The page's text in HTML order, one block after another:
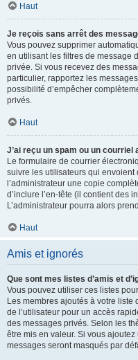
Haut
Je reçois sans arrêt des
Vous pouvez supprimer
en utilisant les filtres de message
privée. Si vous recevez des
particulier, rapportez les
possibilité d’empêcher
privés.
Haut
J’ai reçu un spam ou un courriel
Le formulaire de courrier
suivre les utilisateurs qui envoient
l’administrateur une copie
d’inclure l’en-tête (il contient des
L’administrateur pourra alors
Haut
Amis et ignorés
Que sont mes listes d’amis et
Vous pouvez utiliser ces listes
Les membres ajoutés à votre liste
de l’utilisateur pour un accès
des messages privés. Selon les
être mis en valeur. Si vous
messages seront masqués par